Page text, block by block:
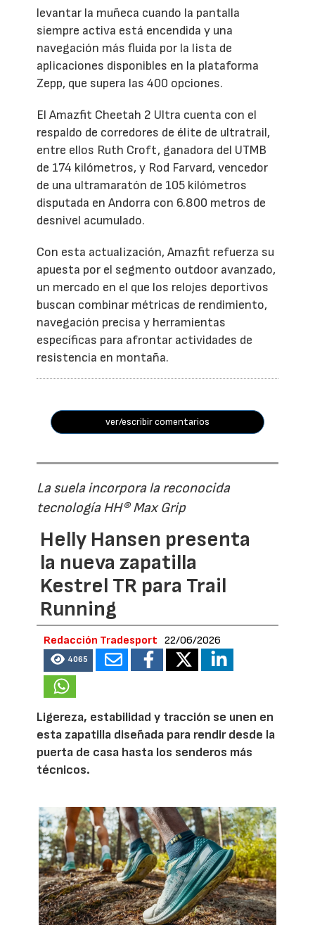
levantar la muñeca cuando la pantalla
siempre activa está encendida y una
navegación más fluida por la lista de
aplicaciones disponibles en la plataforma
Zepp, que supera las 400 opciones.
El Amazfit Cheetah 2 Ultra cuenta con el
respaldo de corredores de élite de ultratrail,
entre ellos Ruth Croft, ganadora del UTMB
de 174 kilómetros, y Rod Farvard, vencedor
de una ultramaratón de 105 kilómetros
disputada en Andorra con 6.800 metros de
desnivel acumulado.
Con esta actualización, Amazfit refuerza su
apuesta por el segmento outdoor avanzado,
un mercado en el que los relojes deportivos
buscan combinar métricas de rendimiento,
navegación precisa y herramientas
específicas para afrontar actividades de
resistencia en montaña.
ver/escribir comentarios
La suela incorpora la reconocida
tecnología HH® Max Grip
Helly Hansen presenta
la nueva zapatilla
Kestrel TR para Trail
Running
Redacción Tradesport 22/06/2026
4065
Ligereza, estabilidad y tracción se unen en
esta zapatilla diseñada para rendir desde la
puerta de casa hasta los senderos más
técnicos.